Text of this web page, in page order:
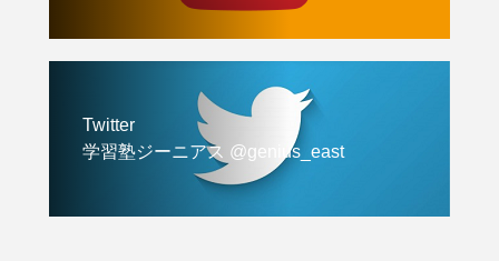
Twitter
学習塾ジーニアス @genius_east